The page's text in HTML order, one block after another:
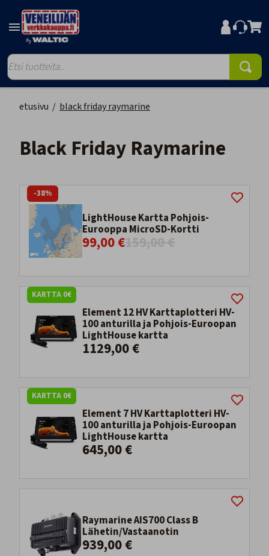
etusivu / black friday raymarine
Black Friday Raymarine
LightHouse Kartta Pohjois-
Eurooppa MicroSD-Kortti
99,00 €
-38%
Element 12 HV Karttaplotteri HV-
100 anturilla ja Pohjois-Euroopan
LightHouse kartta
1129,00 €
KARTTA 0€
Element 7 HV Karttaplotteri HV-
100 anturilla ja Pohjois-Euroopan
LightHouse kartta
645,00 €
KARTTA 0€
Raymarine AIS700 Class B
Lähetin/Vastaanotin
939,00 €